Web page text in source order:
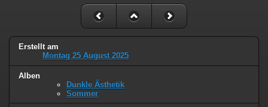
Erstellt am
Montag 25 August 2025
Alben
Dunkle Ästhetik
Sommer